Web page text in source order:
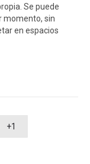
Se puede
momento, sin
en espacios
+1